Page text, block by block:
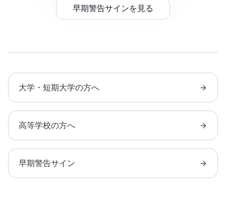
早期警告サインを見る
大学・短期大学の方へ
高等学校の方へ
早期警告サイン